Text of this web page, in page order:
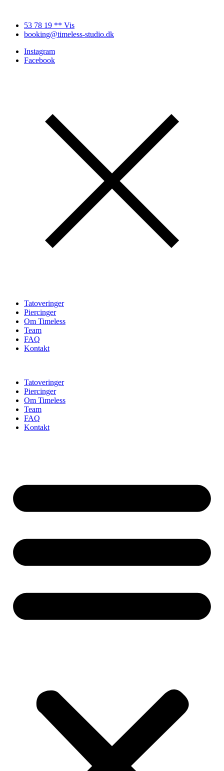
53 78 19 ** Vis
booking@timeless-studio.dk
Instagram
Facebook
Tatoveringer
Piercinger
Om Timeless
Team
FAQ
Kontakt
Tatoveringer
Piercinger
Om Timeless
Team
FAQ
Kontakt